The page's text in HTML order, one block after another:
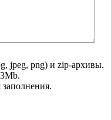
jpeg, png) и zip-архивы.